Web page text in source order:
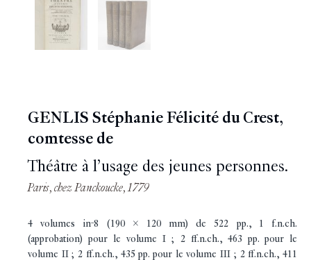
GENLIS Stéphanie Félicité du Crest,
comtesse de
Théâtre à l’usage des jeunes personnes.
Paris, chez Panckoucke, 1779
4 volumes in-8 (190 x 120 mm) de 522 pp., 1 f.n.ch.
(approbation) pour le volume I ; 2 ff.n.ch., 463 pp. pour le
volume II ; 2 ff.n.ch., 435 pp. pour le volume III ; 2 ff.n.ch., 411